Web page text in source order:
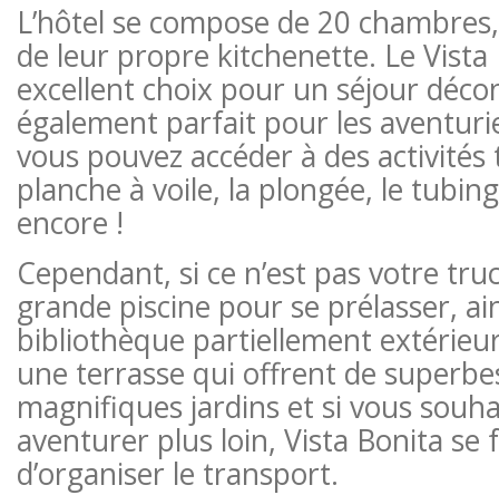
L’hôtel se compose de 20
de leur propre kitchenette. Le
excellent choix pour un séjour
également parfait pour les
vous pouvez accéder à des activités
planche à voile, la plongée, le
encore !
Cependant, si ce n’est pas votre
grande piscine pour se prélasser,
bibliothèque partiellement
une terrasse qui offrent de
magnifiques jardins et si vous
aventurer plus loin, Vista Bonita se
d’organiser le transport.